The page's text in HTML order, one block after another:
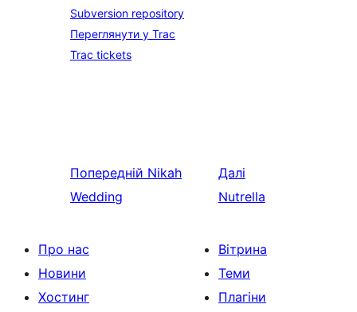
Subversion repository
Переглянути у Trac
Trac tickets
Попередній Nikah
Wedding
Далі
Nutrella
Про нас
Новини
Хостинг
Вітрина
Теми
Плагіни